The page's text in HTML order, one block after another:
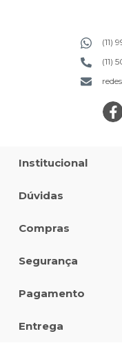
(11)
(11)
Institucional
Dúvidas
Compras
Segurança
Pagamento
Entrega